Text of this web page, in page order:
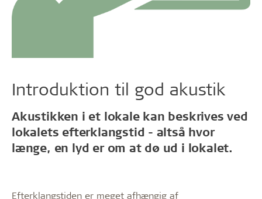
Introduktion til god akustik
Akustikken i et lokale kan beskrives ved
lokalets efterklangstid - altså hvor
længe, en lyd er om at dø ud i lokalet.
Efterklangstiden er meget afhængig af